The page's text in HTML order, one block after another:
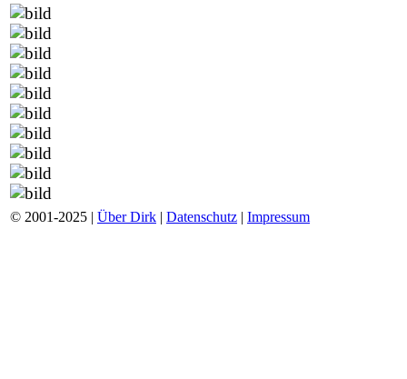
© 2001-2025 | Über Dirk | Datenschutz | Impressum